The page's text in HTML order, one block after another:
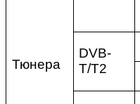
Тюнера
DVB-
T/T2